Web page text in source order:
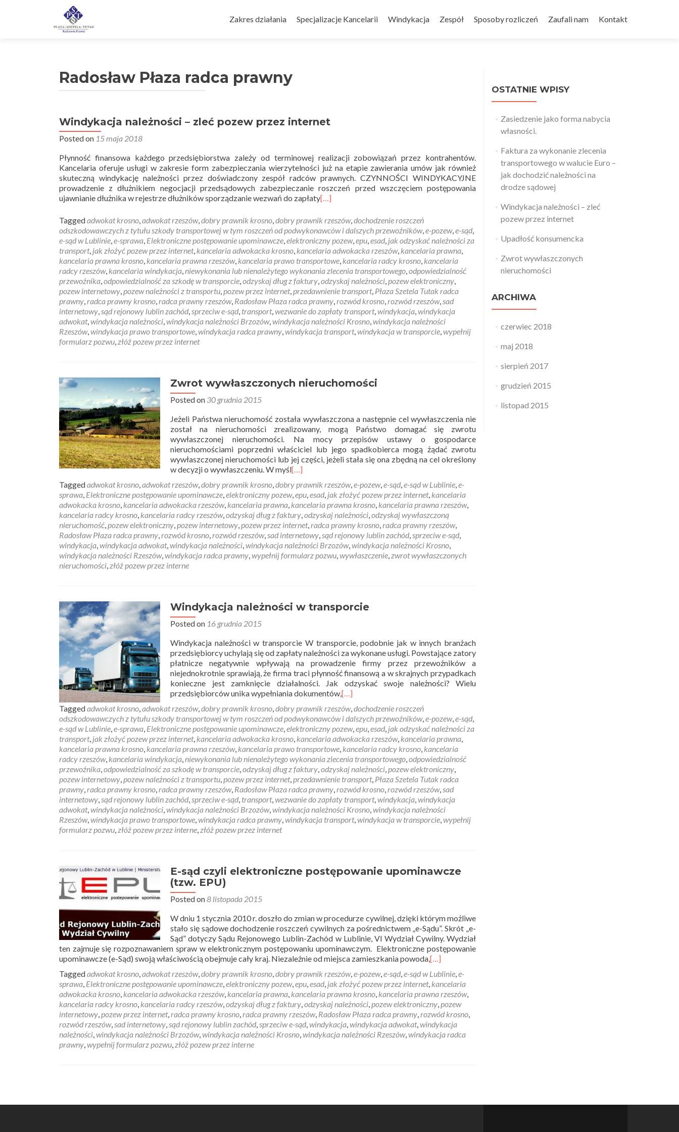
Zakres działania
Specjalizacje Kancelarii Windykacja Zespół Sposoby rozliczeń Zaufali nam Kontakt
Radosław Płaza radca prawny
Windykacja należności – zleć pozew przez internet
Posted on 15 maja 2018
Płynność finansowa każdego przedsiębiorstwa zależy od terminowej realizacji zobowiązań przez kontrahentów.
Kancelaria oferuje usługi w zakresie form zabezpieczania wierzytelności już na etapie zawierania umów jak również
skuteczną windykację należności przez doświadczony zespół radców prawnych. CZYNNOŚCI WINDYKACYJNE
prowadzenie z dłużnikiem negocjacji przedsądowych zabezpieczanie roszczeń przed wszczęciem postępowania
ujawnianie dłużnika w rejestrze dłużników sporządzanie wezwań do zapłaty[…]
Taggedadwokat krosno,adwokat rzeszów,dobry prawnik krosno,dobry prawnik rzeszów,dochodzenie roszczeń
odszkodowawczych z tytułu szkody transportowej w tym roszczeń od podwykonawców i dalszych przewoźników,e-pozew,e-sąd,
e-sąd w Lublinie,e-sprawa, Elektroniczne postępowanie upominawcze,elektroniczny pozew,epu,esad, jak odzyskać należności za
transport, jak złożyć pozew przez internet, kancelaria adwokacka krosno, kancelaria adwokacka rzeszów, kancelaria prawna,
kancelaria prawna krosno, kancelaria prawna rzeszów, kancelaria prawo transportowe, kancelaria radcy krosno, kancelaria
radcy rzeszów, kancelaria windykacja,niewykonania lub nienależytego wykonania zlecenia transportowego,odpowiedzialność
przewoźnika,odpowiedzialność za szkodę w transporcie,odzyskaj dług z faktury,odzyskaj należności,pozew elektroniczny,
pozew internetowy,pozew należności z transportu,pozew przez internet,przedawnienie transport, Płaza Szetela Tutak radca
prawny,radca prawny krosno,radca prawny rzeszów, Radosław Płaza radca prawny,rozwód krosno,rozwód rzeszów,sad
internetowy,sąd rejonowy lublin zachód,sprzeciw e-sąd, transport,wezwanie do zapłaty transport,windykacja,windykacja
adwokat,windykacja należności,windykacja należności Brzozów,windykacja należności Krosno,windykacja należności
Rzeszów,windykacja prawo transportowe,windykacja radca prawny,windykacja transport,windykacja w transporcie,wypełnij
formularz pozwu,złóż pozew przez internet
Zwrot wywłaszczonych nieruchomości
Posted on 30 grudnia 2015
Jeżeli Państwa nieruchomość została wywłaszczona a następnie cel wywłaszczenia nie
został na nieruchomości zrealizowany, mogą Państwo domagać się zwrotu
wywłaszczonej nieruchomości. Na mocy przepisów ustawy o gospodarce
nieruchomościami poprzedni właściciel lub jego spadkobierca mogą żądać zwrotu
wywłaszczonej nieruchomości lub jej części, jeżeli stała się ona zbędną na cel określony
w decyzji o wywłaszczeniu. W myśl[…]
Taggedadwokat krosno,adwokat rzeszów,dobry prawnik krosno,dobry prawnik rzeszów,e-pozew,e-sąd,e-sąd w Lublinie,e-
sprawa, Elektroniczne postępowanie upominawcze,elektroniczny pozew,epu,esad, jak złożyć pozew przez internet, kancelaria
adwokacka krosno, kancelaria adwokacka rzeszów, kancelaria prawna, kancelaria prawna krosno, kancelaria prawna rzeszów,
kancelaria radcy krosno, kancelaria radcy rzeszów,odzyskaj dług z faktury,odzyskaj należności,odzyskaj wywłaszczoną
nieruchomość,pozew elektroniczny,pozew internetowy,pozew przez internet,radca prawny krosno,radca prawny rzeszów,
Radosław Płaza radca prawny,rozwód krosno,rozwód rzeszów,sad internetowy,sąd rejonowy lublin zachód,sprzeciw e-sąd,
windykacja,windykacja adwokat,windykacja należności,windykacja należności Brzozów,windykacja należności Krosno,
windykacja należności Rzeszów,windykacja radca prawny,wypełnij formularz pozwu,wywłaszczenie,zwrot wywłaszczonych
nieruchomości,złóż pozew przez interne
Windykacja należności w transporcie
Posted on 16 grudnia 2015
Windykacja należności w transporcie W transporcie, podobnie jak w innych branżach
przedsiębiorcy uchylają się od zapłaty należności za wykonane usługi. Powstające zatory
płatnicze negatywnie wpływają na prowadzenie firmy przez przewoźników a
niejednokrotnie sprawiają, że firma traci płynność finansową a w skrajnych przypadkach
konieczne jest zamknięcie działalności. Jak odzyskać swoje należności? Wielu
przedsiębiorców unika wypełniania dokumentów,[…]
Taggedadwokat krosno,adwokat rzeszów,dobry prawnik krosno,dobry prawnik rzeszów,dochodzenie roszczeń
odszkodowawczych z tytułu szkody transportowej w tym roszczeń od podwykonawców i dalszych przewoźników,e-pozew,e-sąd,
e-sąd w Lublinie,e-sprawa, Elektroniczne postępowanie upominawcze,elektroniczny pozew,epu,esad, jak odzyskać należności za
transport, jak złożyć pozew przez internet, kancelaria adwokacka krosno, kancelaria adwokacka rzeszów, kancelaria prawna,
kancelaria prawna krosno, kancelaria prawna rzeszów, kancelaria prawo transportowe, kancelaria radcy krosno, kancelaria
radcy rzeszów, kancelaria windykacja,niewykonania lub nienależytego wykonania zlecenia transportowego,odpowiedzialność
przewoźnika,odpowiedzialność za szkodę w transporcie,odzyskaj dług z faktury,odzyskaj należności,pozew elektroniczny,
pozew internetowy,pozew należności z transportu,pozew przez internet,przedawnienie transport, Płaza Szetela Tutak radca
prawny,radca prawny krosno,radca prawny rzeszów, Radosław Płaza radca prawny,rozwód krosno,rozwód rzeszów,sad
internetowy,sąd rejonowy lublin zachód,sprzeciw e-sąd, transport,wezwanie do zapłaty transport,windykacja,windykacja
adwokat,windykacja należności,windykacja należności Brzozów,windykacja należności Krosno,windykacja należności
Rzeszów,windykacja prawo transportowe,windykacja radca prawny,windykacja transport,windykacja w transporcie,wypełnij
formularz pozwu,złóż pozew przez interne,złóż pozew przez internet
E-sąd czyli elektroniczne postępowanie upominawcze
(tzw. EPU)
Posted on8 listopada 2015
W dniu 1 stycznia 2010 r. doszło do zmian w procedurze cywilnej, dzięki którym możliwe
stało się sądowe dochodzenie roszczeń cywilnych za pośrednictwem „e-Sądu”. Skrót „e-
Sąd” dotyczy Sądu Rejonowego Lublin-Zachód w Lublinie, VI Wydział Cywilny. Wydział
ten zajmuje się rozpoznawaniem spraw w elektronicznym postępowaniu upominawczym. Elektroniczne postępowanie
upominawcze (e-Sąd) swoją właściwością obejmuje cały kraj. Niezależnie od miejsca zamieszkania powoda,[…]
Taggedadwokat krosno,adwokat rzeszów,dobry prawnik krosno,dobry prawnik rzeszów,e-pozew,e-sąd,e-sąd w Lublinie,e-
sprawa, Elektroniczne postępowanie upominawcze,elektroniczny pozew,epu,esad, jak złożyć pozew przez internet, kancelaria
adwokacka krosno, kancelaria adwokacka rzeszów, kancelaria prawna, kancelaria prawna krosno, kancelaria prawna rzeszów,
kancelaria radcy krosno, kancelaria radcy rzeszów,odzyskaj dług z faktury,odzyskaj należności,pozew elektroniczny,pozew
internetowy,pozew przez internet,radca prawny krosno,radca prawny rzeszów, Radosław Płaza radca prawny,rozwód krosno,
rozwód rzeszów,sad internetowy,sąd rejonowy lublin zachód,sprzeciw e-sąd,windykacja,windykacja adwokat,windykacja
należności,windykacja należności Brzozów,windykacja należności Krosno,windykacja należności Rzeszów,windykacja radca
prawny,wypełnij formularz pozwu,złóż pozew przez interne
OSTATNIE WPISY
Zasiedzenie jako forma nabycia
własności.
Faktura za wykonanie zlecenia
transportowego w walucie Euro –
jak dochodzić należności na
drodze sądowej
Windykacja należności – zleć
pozew przez internet
Upadłość konsumencka
Zwrot wywłaszczonych
nieruchomości
ARCHIWA
czerwiec 2018
maj 2018
sierpień 2017
grudzień 2015
listopad 2015